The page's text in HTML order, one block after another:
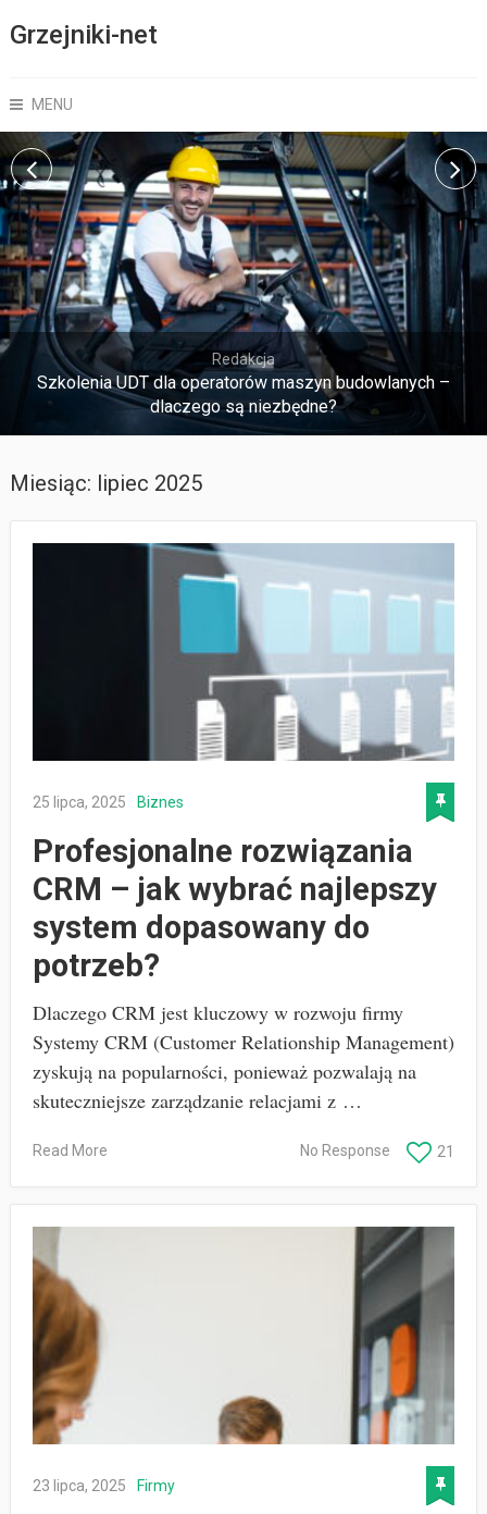
Grzejniki-net
MENU
Redakcja
Szkolenia UDT dla operatorów maszyn budowlanych –
dlaczego są niezbędne?
Miesiąc: lipiec 2025
25 lipca, 2025 Biznes
Profesjonalne rozwiązania
CRM – jak wybrać najlepszy
system dopasowany do
potrzeb?
Dlaczego CRM jest kluczowy w rozwoju firmy
Systemy CRM (Customer Relationship Management)
zyskują na popularności, ponieważ pozwalają na
skuteczniejsze zarządzanie relacjami z …
Read More 21
No Response
23 lipca, 2025 Firmy